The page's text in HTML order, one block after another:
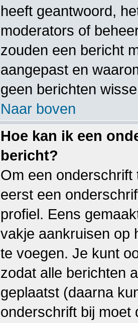
heeft geantwoord,
moderators of
zouden een bericht
aangepast en
geen berichten
Naar boven
Hoe kan ik een
bericht?
Om een
eerst een
profiel. Eens
vakje aankruisen op
te voegen. Je kunt
zodat alle berichten
geplaatst (daarna
onderschrift bij moet